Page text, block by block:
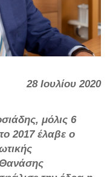
28 Ιουλίου 2020
μόλις 6
2017 έλαβε ο
Θανάσης